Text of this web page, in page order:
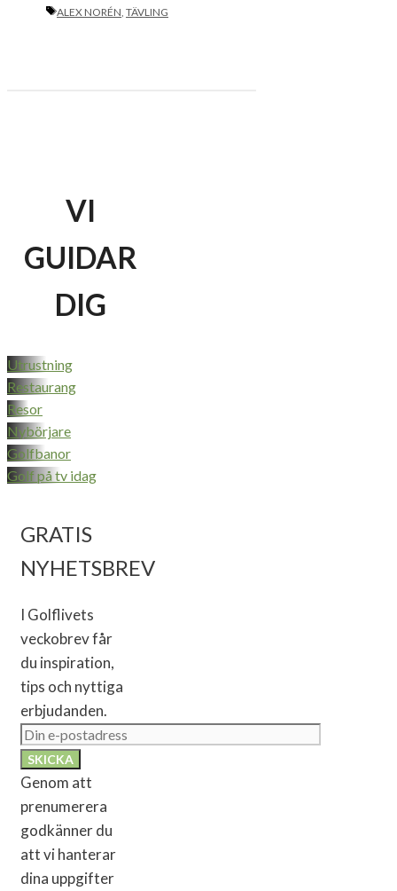
ETIKETTER
ALEX NORÉN, TÄVLING
VI
GUIDAR
DIG
Utrustning
Restaurang
Resor
Nybörjare
Golfbanor
Golf på tv idag
GRATIS
NYHETSBREV
I Golflivets
veckobrev får
du inspiration,
tips och nyttiga
erbjudanden.
Genom att
prenumerera
godkänner du
att vi hanterar
dina uppgifter